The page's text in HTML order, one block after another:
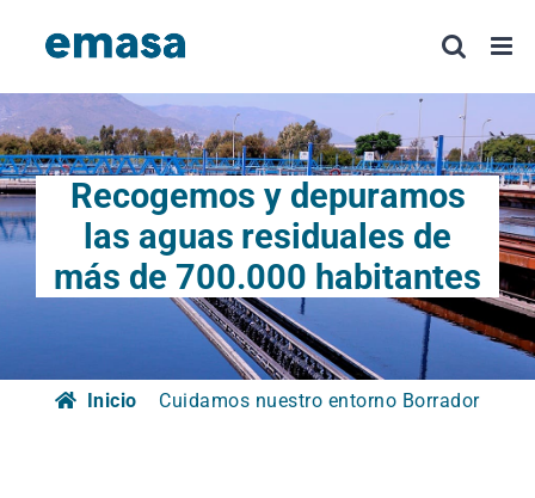
Recogemos y depuramos
las aguas residuales de
más de 700.000 habitantes
Inicio Cuidamos nuestro entorno Borrador